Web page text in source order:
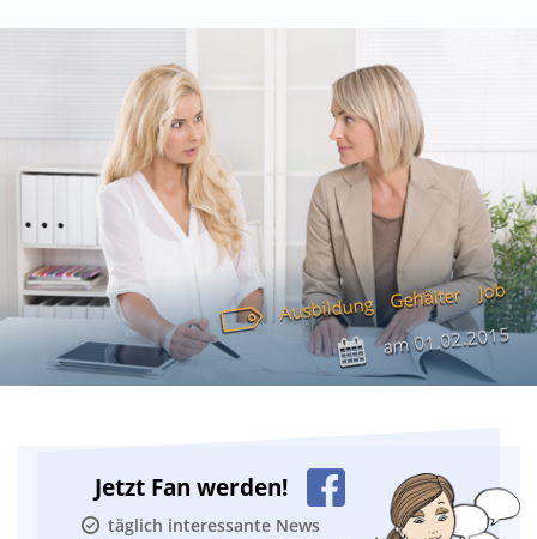
Ausbildung Gehälter Job
am01.02.2015
Jetzt Fan werden!
täglich interessante News